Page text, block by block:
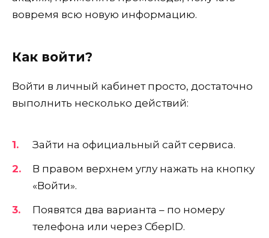
вовремя всю новую информацию.
Как войти?
Войти в личный кабинет просто, достаточно
выполнить несколько действий:
Зайти на официальный сайт сервиса.
В правом верхнем углу нажать на кнопку
«Войти».
Появятся два варианта – по номеру
телефона или через СберID.